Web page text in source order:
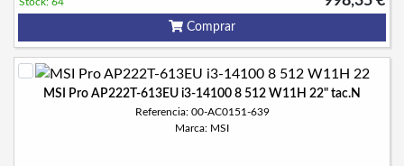
Comprar
MSI Pro AP222T-613EU i3-14100 8 512 W11H 22" tac.N
Referencia: 00-AC0151-639
Marca: MSI